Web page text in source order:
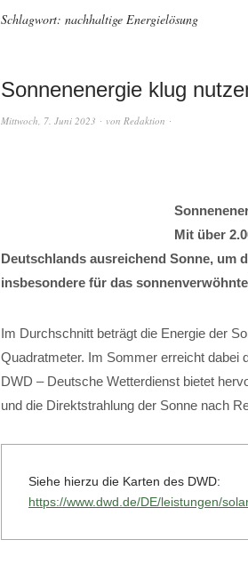
Schlagwort: nachhaltige Energielösung
Sonnenenergie klug
Mittwoch, 7. Juni 2023 von Redaktion
Mit über
Deutschlands ausreichend Sonne, um
insbesondere für das
Im Durchschnitt beträgt die Energie der
Quadratmeter. Im Sommer erreicht dabei
DWD – Deutsche Wetterdienst bietet
und die Direktstrahlung der Sonne nach
Siehe hierzu die Karten des DWD:
https://www.dwd.de/DE/leistungen/